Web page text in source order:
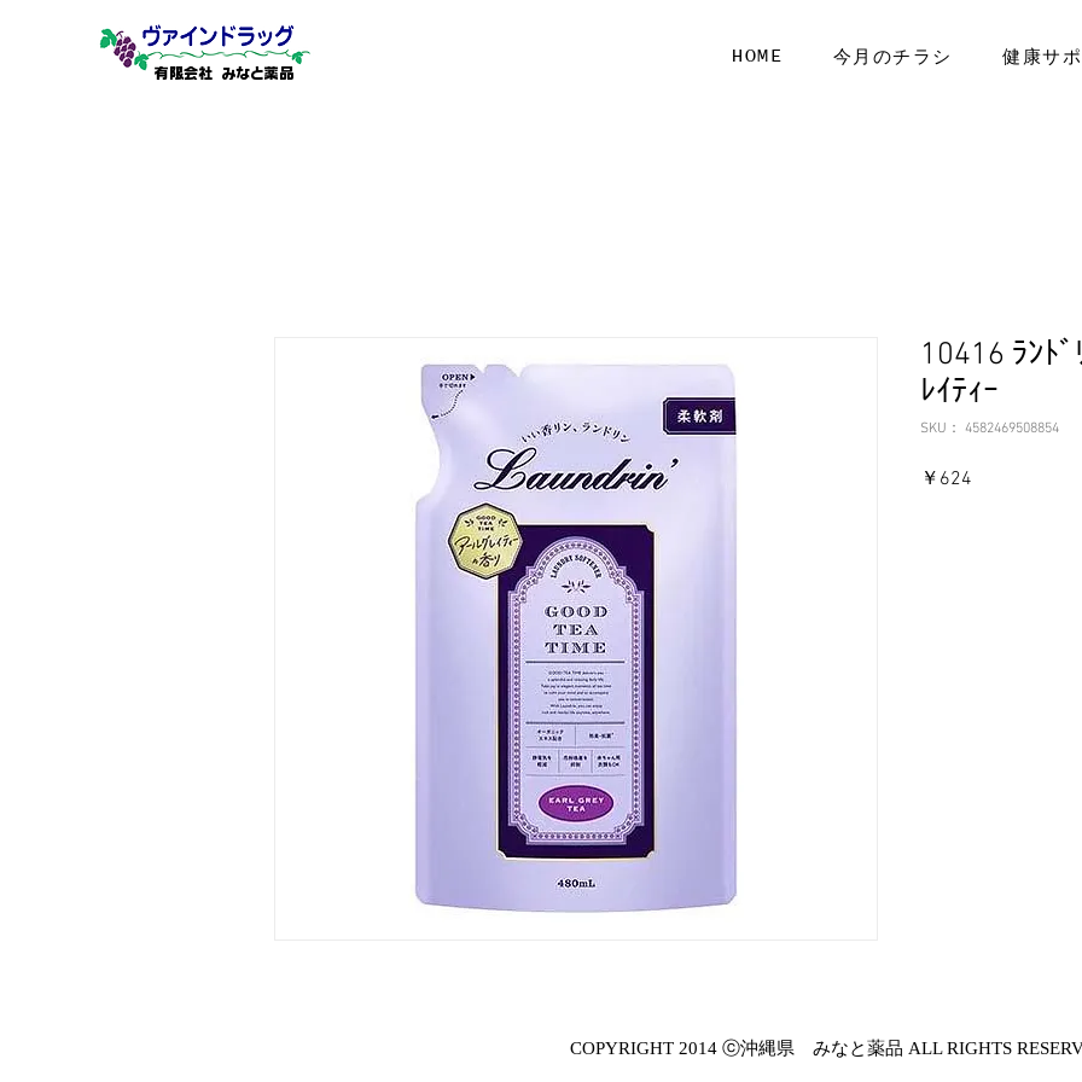
有限会社 みなと薬品
HOME 今月のチラシ 健康サ
10416 ﾗﾝﾄ
ﾚｲﾃｨｰ
SKU： 4582469508854
￥624
COPYRIGHT 2014 ⓒ沖縄県 みなと薬品 ALL RIGHTS